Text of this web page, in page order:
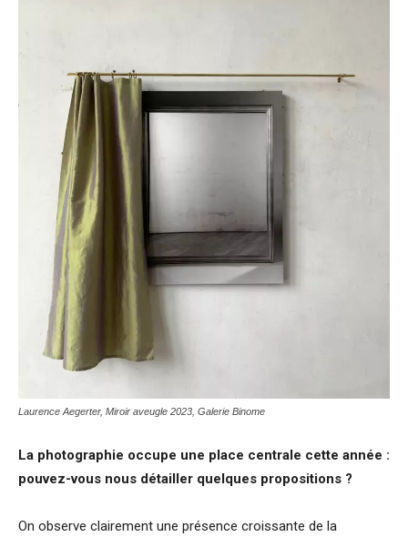
Laurence Aegerter, Miroir aveugle 2023, Galerie Binome
La photographie occupe une place centrale cette année :
pouvez-vous nous détailler quelques propositions ?
On observe clairement une présence croissante de la